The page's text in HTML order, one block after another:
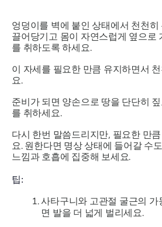
엉덩이를 벽에 붙인 상태에서 천천히
끌어당기고 몸이 자연스럽게 옆으로
를 취하도록 하세요.
이 자세를 필요한 만큼 유지하면서
요.
준비가 되면 양손으로 땅을 단단히
를 취하세요.
다시 한번 말씀드리지만, 필요한 만
요. 원한다면 명상 상태에 들어갈 수
느낌과 호흡에 집중해 보세요.
팁:
사타구니와 고관절 굴근의
면 발을 더 ​​넓게 벌리세요.